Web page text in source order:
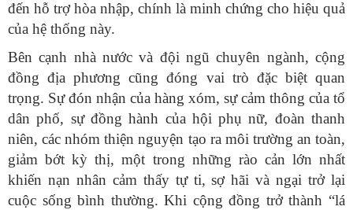
đến hỗ trợ hòa nhập, chính là minh chứng cho hiệu quả
của hệ thống này.
Bên cạnh nhà nước và đội ngũ chuyên ngành, cộng
đồng địa phương cũng đóng vai trò đặc biệt quan
trọng. Sự đón nhận của hàng xóm, sự cảm thông của tổ
dân phố, sự đồng hành của hội phụ nữ, đoàn thanh
niên, các nhóm thiện nguyện tạo ra môi trường an toàn,
giảm bớt kỳ thị, một trong những rào cản lớn nhất
khiến nạn nhân cảm thấy tự ti, sợ hãi và ngại trở lại
cuộc sống bình thường. Khi cộng đồng trở thành “lá